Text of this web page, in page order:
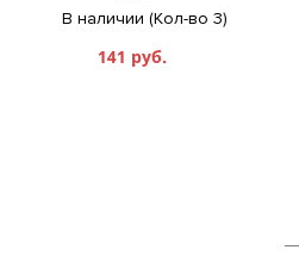
В наличии (Кол-во 3)
141 руб.